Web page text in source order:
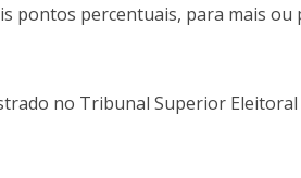
pontos percentuais, para mais ou
no Tribunal Superior Eleitoral